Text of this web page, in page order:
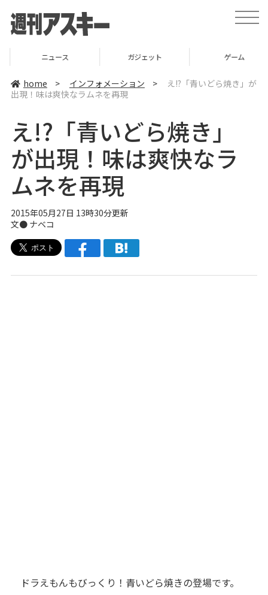
t
o
v
ニュース ガジェット ゲーム
home > インフォメーション >
え!?「青いどら焼き」が
出現！味は爽快なラムネを再現
え!?「青いどら焼き」
が出現！味は爽快なラ
ムネを再現
2015年05月27日 13時30分更新
文● ナベコ
ドラえもんもびっくり！青いどら焼きの登場です。